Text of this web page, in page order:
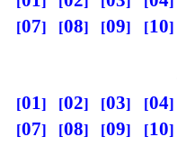
07
08 09 10
01 02 03 04
07
08 09 10